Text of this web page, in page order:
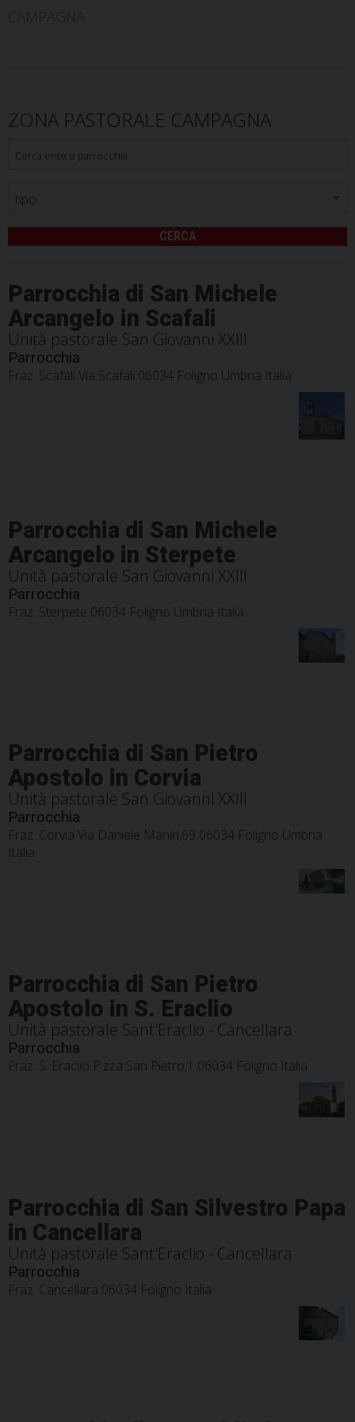
ZONA PASTORALE CAMPAGNA
CERCA
Parrocchia di San Michele
Arcangelo in Scafali
Unità pastorale San Giovanni XXIII
Parrocchia
Fraz. Scafali Via Scafali 06034 Foligno Umbria Italia
Parrocchia di San Michele
Arcangelo in Sterpete
Unità pastorale San Giovanni XXIII
Parrocchia
Fraz. Sterpete 06034 Foligno Umbria Italia
Parrocchia di San Pietro
Apostolo in Corvia
Unità pastorale San Giovanni XXIII
Parrocchia
Fraz. Corvia Via Daniele Manin,69 06034 Foligno Umbria
Italia
Parrocchia di San Pietro
Apostolo in S. Eraclio
Unità pastorale Sant'Eraclio - Cancellara
Parrocchia
Fraz. S. Eraclio P.zza San Pietro,1 06034 Foligno Italia
Parrocchia di San Silvestro Papa
in Cancellara
Unità pastorale Sant'Eraclio - Cancellara
Parrocchia
Fraz. Cancellara 06034 Foligno Italia